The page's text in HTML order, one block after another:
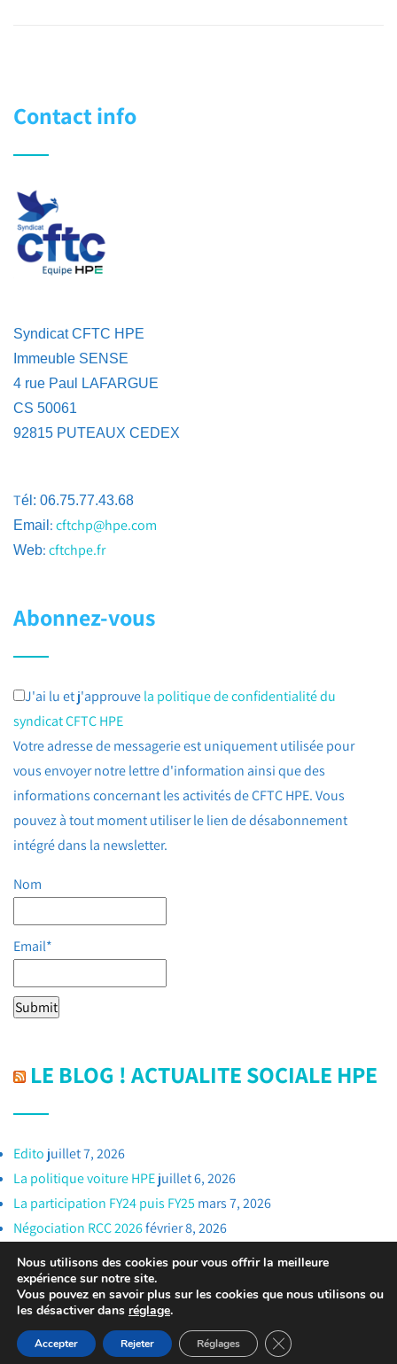
Contact info
Syndicat CFTC HPE
Immeuble SENSE
4 rue Paul LAFARGUE
CS 50061
92815 PUTEAUX CEDEX
Tél: 06.75.77.43.68
Email :cftchp@hpe.com
Web:cftchpe.fr
Abonnez-vous
J'ai lu et j'approuvela politique de confidentialité du
syndicat CFTC HPE
Votre adresse de messagerie est uniquement utilisée pour
vous envoyer notre lettre d'information ainsi que des
informations concernant les activités de CFTC HPE. Vous
pouvez à tout moment utiliser le lien de désabonnement
intégré dans la newsletter.
Nom
Email*
LE BLOG ! ACTUALITE SOCIALE HPE
Edito juillet 7, 2026
La politique voiture HPEjuillet 6, 2026
La participation FY24 puis FY25 mars 7, 2026
Négociation RCC 2026février 8, 2026
© 2017-2025 Tous droits réservés - 2025 CFTC HP Enterprise
Nous utilisons des cookies pour vous offrir la meilleure
expérience sur notre site.
Vous pouvez en savoir plus sur les cookies que nous utilisons ou
les désactiver dans réglage.
Accepter Rejeter Réglages Fermer la bannière